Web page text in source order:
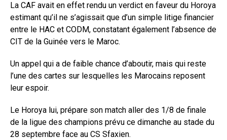
La CAF avait en effet rendu un verdict en faveur du Horoya
estimant qu’il ne s’agissait que d’un simple litige financier
entre le HAC et CODM, constatant également l’absence de
CIT de la Guinée vers le Maroc.
Un appel qui a de faible chance d’aboutir, mais qui reste
l’une des cartes sur lesquelles les Marocains reposent
leur espoir.
Le Horoya lui, prépare son match aller des 1/8 de finale
de la ligue des champions prévu ce dimanche au stade du
28 septembre face au CS Sfaxien.